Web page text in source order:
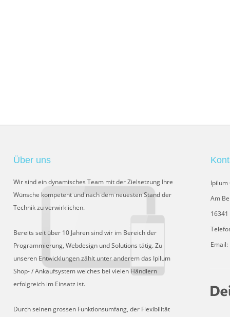
Über uns
Wir sind ein dynamisches Team mit der Zielsetzung Ihre
Wünsche kompetent und nach dem neuesten Stand der
Technik zu verwirklichen.
Bereits seit über 10 Jahren sind wir im Bereich der
Programmierung, Webdesign und Solutions tätig. Zu
unseren Entwicklungen zählt unter anderem das Ipilum
Shop- / Ankaufsystem welches bei vielen Händlern
erfolgreich im Einsatz ist.
Durch seinen grossen Funktionsumfang, der Flexibilität
Ipilum
Am